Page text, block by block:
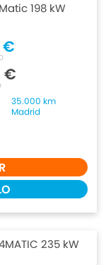
198 kW
€
€
35.000 km
Madrid
235 kW